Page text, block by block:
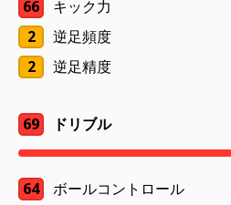
66
キック力
2
逆足頻度
2
逆足精度
69 ドリブル
64
ボールコントロール